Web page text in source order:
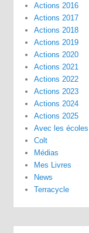
Actions 2016
Actions 2017
Actions 2018
Actions 2019
Actions 2020
Actions 2021
Actions 2022
Actions 2023
Actions 2024
Actions 2025
Avec les écoles
Colt
Médias
Mes Livres
News
Terracycle